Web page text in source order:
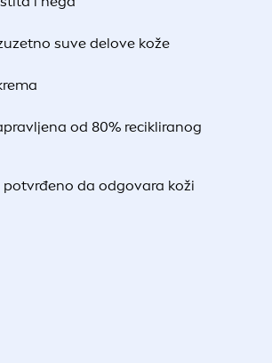
suve delove kože
od 80% recikliranog
da odgovara koži